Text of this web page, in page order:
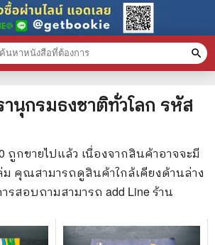
านุกรมธงชาติทั่วโลก รหัส
ถูกขายไปแล้ว เนื่องจากสินค้าอาจจะมี
คุณสามารถดูสินค้าใกล้เคียงด้านล่าง
รสอบถามสามารถ add Line ร้าน
search
วดหมู่สินค้า clear
ต้มเท่านั้น
เรื่องสั้น